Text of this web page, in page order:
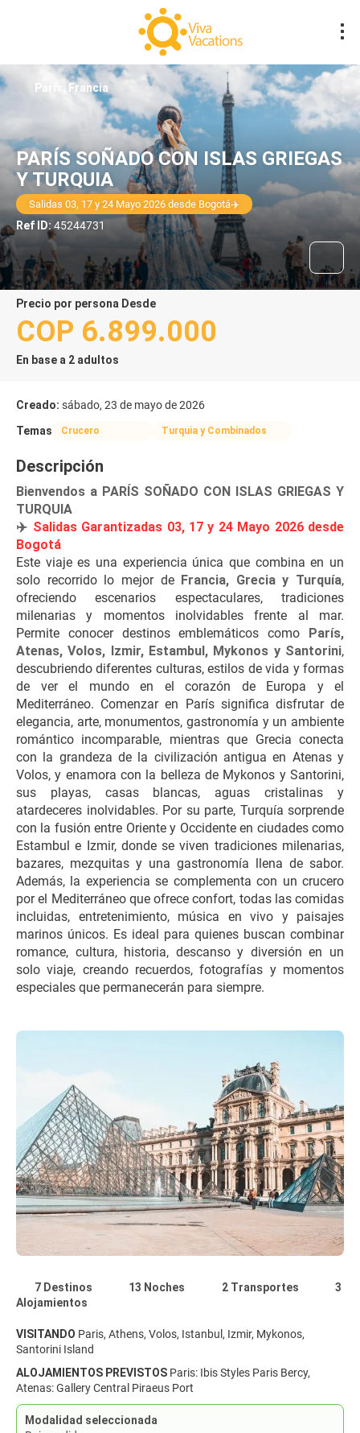
PARÍS SOÑADO CON ISLAS GRIEGAS
Y TURQUIA
Salidas 03, 17 y 24 Mayo 2026 desde Bogotá✈️
Ref ID: 45244731
París, Francia
precio por persona Desde
COP 6.899.000
En base a 2 adultos
Creado: sábado, 23 de mayo de 2026
Temas
Crucero Turquia y Combinados
Descripción
Bienvendos a PARÍS SOÑADO CON ISLAS GRIEGAS Y
TURQUIA
✈️ Salidas Garantizadas 03, 17 y 24 Mayo 2026 desde
Bogotá
Este viaje es una experiencia única que combina en un
solo recorrido lo mejor de Francia, Grecia y Turquía,
ofreciendo escenarios espectaculares, tradiciones
milenarias y momentos inolvidables frente al mar.
Permite conocer destinos emblemáticos como París,
Atenas, Volos, Izmir, Estambul, Mykonos y Santorini,
descubriendo diferentes culturas, estilos de vida y formas
de ver el mundo en el corazón de Europa y el
Mediterráneo. Comenzar en París significa disfrutar de
elegancia, arte, monumentos, gastronomía y un ambiente
romántico incomparable, mientras que Grecia conecta
con la grandeza de la civilización antigua en Atenas y
Volos, y enamora con la belleza de Mykonos y Santorini,
sus playas, casas blancas, aguas cristalinas y
atardeceres inolvidables. Por su parte, Turquía sorprende
con la fusión entre Oriente y Occidente en ciudades como
Estambul e Izmir, donde se viven tradiciones milenarias,
bazares, mezquitas y una gastronomía llena de sabor.
Además, la experiencia se complementa con un crucero
por el Mediterráneo que ofrece confort, todas las comidas
incluidas, entretenimiento, música en vivo y paisajes
marinos únicos. Es ideal para quienes buscan combinar
romance, cultura, historia, descanso y diversión en un
solo viaje, creando recuerdos, fotografías y momentos
especiales que permanecerán para siempre.
7 Destinos 13 Noches 2 Transportes
3
Alojamientos
VISITANDO Paris, Athens, Volos, Istanbul, Izmir, Mykonos,
Santorini Island
ALOJAMIENTOS PREVISTOS Paris: Ibis Styles Paris Bercy,
Atenas: Gallery Central Piraeus Port
Modalidad seleccionada